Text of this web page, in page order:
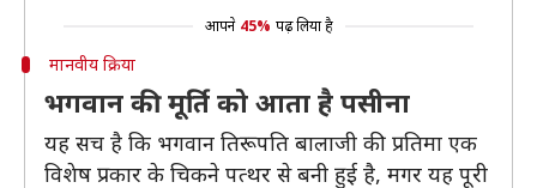
आपने 45% पढ़ लिया है
मानवीय क्रिया
भगवान की मूर्ति को आता है पसीना
यह सच है कि भगवान तिरूपति बालाजी की प्रतिमा एक
विशेष प्रकार के चिकने पत्‍थर से बनी हुई है, मगर यह पूरी